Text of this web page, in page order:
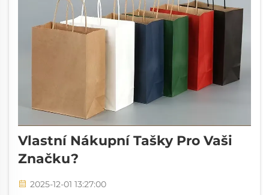
Vlastní Nákupní Tašky Pro Vaši
Značku?
2025-12-01 13:27:00